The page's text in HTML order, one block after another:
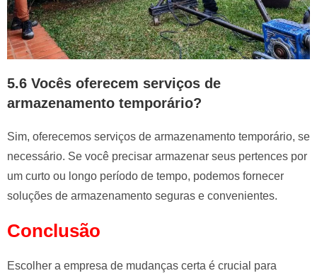
5.6 Vocês oferecem serviços de
armazenamento temporário?
Sim, oferecemos serviços de armazenamento temporário, se
necessário. Se você precisar armazenar seus pertences por
um curto ou longo período de tempo, podemos fornecer
soluções de armazenamento seguras e convenientes.
Conclusão
Escolher a empresa de mudanças certa é crucial para